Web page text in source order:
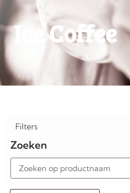
Ice Coffee
Filters
Zoeken